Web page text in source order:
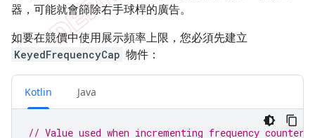
器，可能就會篩除右手球桿的廣告。
如要在競價中使用展示頻率上限，您必須先建立
KeyedFrequencyCap 物件：
Kotlin Java
// Value used when incrementing frequency counter